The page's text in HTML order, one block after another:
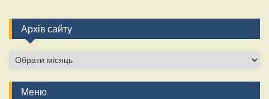
Архів сайту
Меню